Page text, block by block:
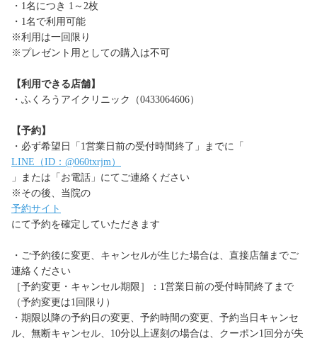
・1名につき 1～2枚
・1名で利用可能
※利用は一回限り
※プレゼント用としての購入は不可
【利用できる店舗】
・ふくろうアイクリニック（0433064606）
【予約】
・必ず希望日「1営業日前の受付時間終了」までに「
LINE（ID：@060txrjm）
」または「お電話」にてご連絡ください
※その後、当院の
予約サイト
にて予約を確定していただきます
・ご予約後に変更、キャンセルが生じた場合は、直接店舗までご
連絡ください
［予約変更・キャンセル期限］：1営業日前の受付時間終了まで
（予約変更は1回限り）
・期限以降の予約日の変更、予約時間の変更、予約当日キャンセ
ル、無断キャンセル、10分以上遅刻の場合は、クーポン1回分が失